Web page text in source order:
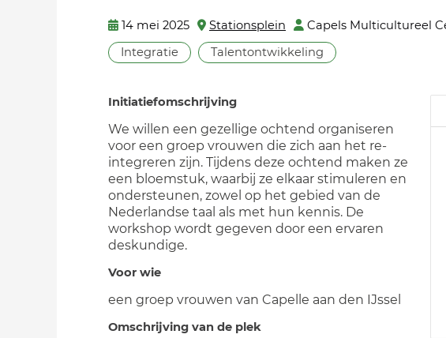
14 mei 2025 Stationsplein
Capels Multicultureel
Integratie
Talentontwikkeling
Initiatiefomschrijving
We willen een gezellige ochtend organiseren
voor een groep vrouwen die zich aan het re-
integreren zijn. Tijdens deze ochtend maken ze
een bloemstuk, waarbij ze elkaar stimuleren en
ondersteunen, zowel op het gebied van de
Nederlandse taal als met hun kennis. De
workshop wordt gegeven door een ervaren
deskundige.
Voor wie
een groep vrouwen van Capelle aan den IJssel
Omschrijving van de plek